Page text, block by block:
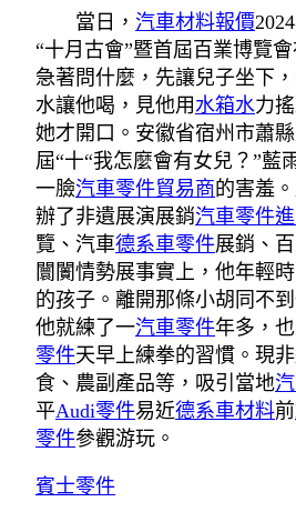
當日， 汽車材料報價
“十月古會”暨首屆百業博覽
急著問什麼，先讓兒子坐下
水讓他喝，見他用 水箱水力
她才開口。安徽省宿州市蕭
屆“十“我怎麼會有女兒？”藍
一臉汽車零件貿易商的害羞
辦了非遺展演展銷汽車零件
覽、汽車德系車零件展銷、
闤闠情勢展事實上，他年輕
的孩子。離開那條小胡同不
他就練了一汽車零件年多，
零件天早上練拳的習慣。現
食、農副產品等，吸引當地
平Audi零件易近德系車材料前
零件參觀游玩。
賓士零件